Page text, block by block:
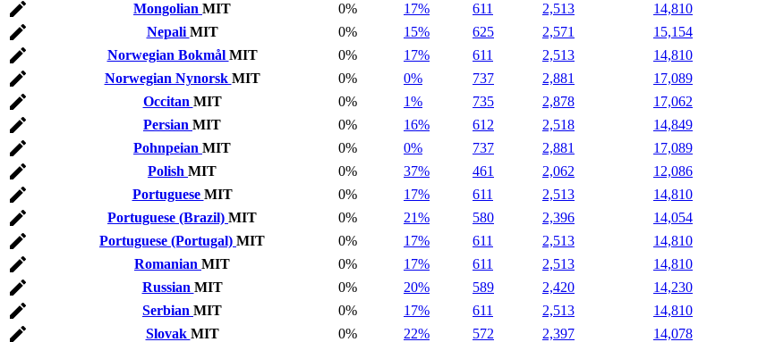
Mongolian MIT 0% 17% 611 2,513 14,810
Nepali MIT 0% 15% 625 2,571 15,154
Norwegian Bokmål MIT 0% 17% 611 2,513 14,810
Norwegian Nynorsk MIT 0% 0% 737 2,881 17,089
Occitan MIT 0% 1% 735 2,878 17,062
Persian MIT 0% 16% 612 2,518 14,849
Pohnpeian MIT 0% 0% 737 2,881 17,089
Polish MIT 0% 37% 461 2,062 12,086
Portuguese MIT 0% 17% 611 2,513 14,810
Portuguese (Brazil) MIT 0% 21% 580 2,396 14,054
Portuguese (Portugal) MIT 0% 17% 611 2,513 14,810
Romanian MIT 0% 17% 611 2,513 14,810
Russian MIT 0% 20% 589 2,420 14,230
Serbian MIT 0% 17% 611 2,513 14,810
Slovak MIT 0% 22% 572 2,397 14,078